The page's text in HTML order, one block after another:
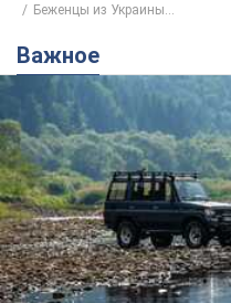
Беженцы из Украины...
Важное